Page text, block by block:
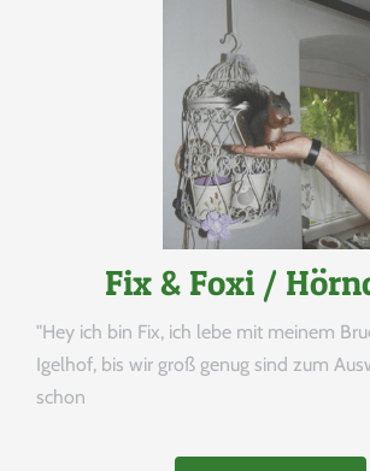
Fix & Foxi /
"Hey ich bin Fix, ich lebe mit meinem
Igelhof, bis wir groß genug sind zum
schon